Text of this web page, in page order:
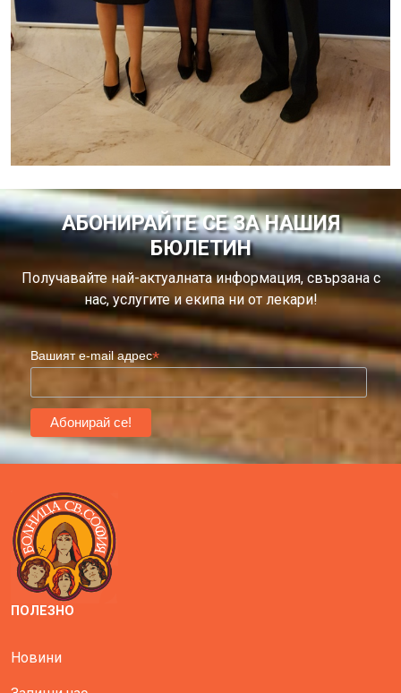
АБОНИРАЙТЕ СЕ ЗА НАШИЯ
БЮЛЕТИН
Получавайте най-актуалната информация, свързана с
нас, услугите и екипа ни от лекари!
Вашият e-mail адрес*
ПОЛЕЗНО
Новини